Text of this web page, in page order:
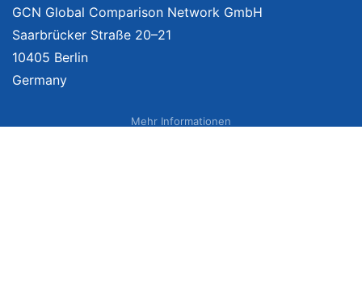
GCN Global Comparison Network GmbH
Saarbrücker Straße 20–21
10405 Berlin
Germany
Mehr Informationen